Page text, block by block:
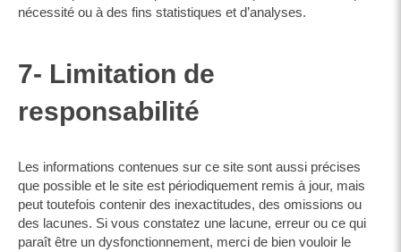
nécessité ou à des fins statistiques et d’analyses.
7- Limitation de
responsabilité
Les informations contenues sur ce site sont aussi précises
que possible et le site est périodiquement remis à jour, mais
peut toutefois contenir des inexactitudes, des omissions ou
des lacunes. Si vous constatez une lacune, erreur ou ce qui
paraît être un dysfonctionnement, merci de bien vouloir le